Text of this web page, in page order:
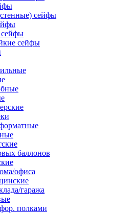
сейфы
сейфы
сейфы
баллонов
офиса
гаража
полками